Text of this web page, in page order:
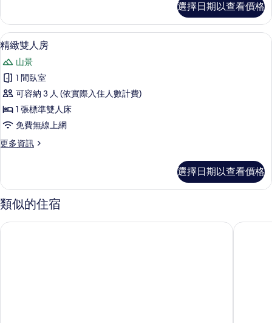
室,
山
景
的
所
有
相
片
雙
人
房,
間
臥
室,
山
景
的
詳
情
選擇日期以查看價格
顯
示
精
緻
雙
人
的
有
相
片
精緻雙人房 | 書桌、筆電工作空間、
5
精緻雙人房
山景
1 間臥室
可容納 3 人 (依實際入住人數計費)
1 張標準雙人床
免費無線上網
更多資訊
更
雙
人
房
詳
選擇日期以查看價格
類似的住宿
海芸民宿 花蓮總